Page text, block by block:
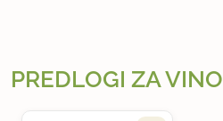
PREDLOGI ZA VINO